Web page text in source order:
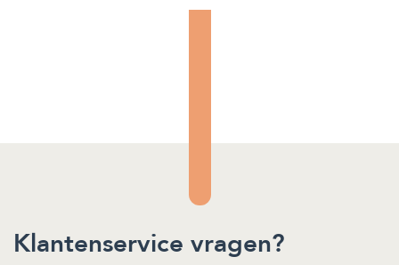
Klantenservice vragen?